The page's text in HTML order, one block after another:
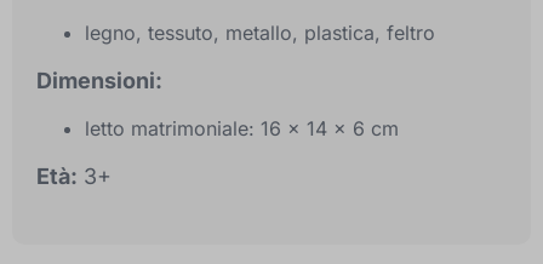
legno, tessuto, metallo, plastica, feltro
Dimensioni:
letto matrimoniale: 16 x 14 x 6 cm
Età: 3+